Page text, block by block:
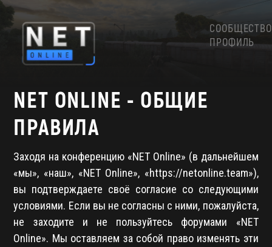
СООБЩЕСТВО
ПРОФИЛЬ
NET ONLINE - ОБЩИЕ
ПРАВИЛА
Заходя на конференцию «NET Online» (в дальнейшем
«мы», «наш», «NET Online», «https://netonline.team»),
вы подтверждаете своё согласие со следующими
условиями. Если вы не согласны с ними, пожалуйста,
не заходите и не пользуйтесь форумами «NET
Online». Мы оставляем за собой право изменять эти